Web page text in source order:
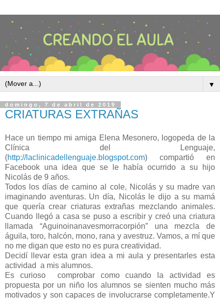
▼
domingo, 7 de abril de 2019
CRIATURAS EXTRAÑAS
Hace un tiempo mi amiga Elena Mesonero, logopeda de la
Clínica del Lenguaje,
(http://laclinicadellenguaje.blogspot.com) compartió en
Facebook una idea que se le había ocurrido a su hijo
Nicolás de 9 años.
Todos los días de camino al cole, Nicolás y su madre van
imaginando aventuras. Un día, Nicolás le dijo a su mamá
que quería crear criaturas extrañas mezclando animales.
Cuando llegó a casa se puso a escribir y creó una criatura
llamada “Aguinoinanavesmorracorpión” una mezcla de
águila, toro, halcón, mono, rana y avestruz. Vamos, a mí que
no me digan que esto no es pura creatividad.
Decidí llevar esta gran idea a mi aula y presentarles esta
actividad a mis alumnos.
Es curioso
comprobar como cuando la actividad es
propuesta por un niño los alumnos se sienten mucho más
motivados y son capaces de involucrarse completamente.Y